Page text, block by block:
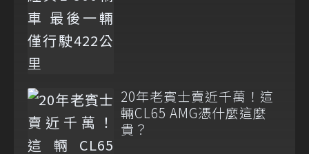
20年老賓士賣近千萬！這
輛CL65 AMG憑什麼這麼
貴？